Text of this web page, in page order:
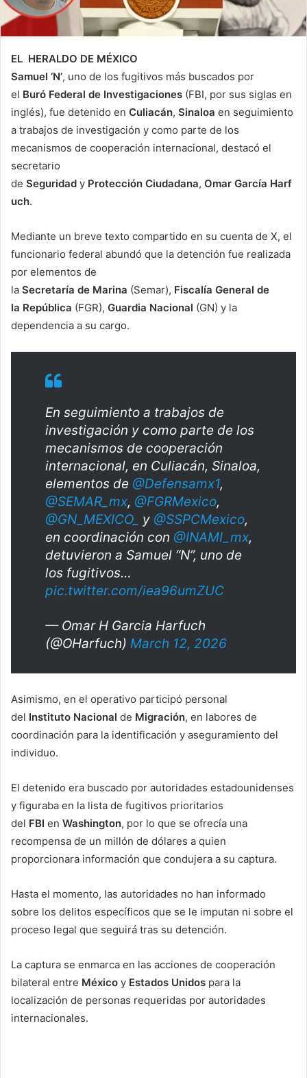
EL HERALDO DE MÉXICO
Samuel ‘N’, uno de los fugitivos más buscados por
el Buró Federal de Investigaciones (FBI, por sus siglas en
inglés), fue detenido en Culiacán, Sinaloa en seguimiento
a trabajos de investigación y como parte de los
mecanismos de cooperación internacional, destacó el
secretario
de Seguridad y Protección Ciudadana, Omar García Harf
uch.
Mediante un breve texto compartido en su cuenta de X, el
funcionario federal abundó que la detención fue realizada
por elementos de
la Secretaría de Marina (Semar), Fiscalía General de
la República (FGR), Guardia Nacional (GN) y la
dependencia a su cargo.
En seguimiento a trabajos de
investigación y como parte de los
mecanismos de cooperación
internacional, en Culiacán, Sinaloa,
elementos de @Defensamx1,
@SEMAR_mx, @FGRMexico,
@GN_MEXICO_
y @SSPCMexico,
en coordinación con @INAMI_mx,
detuvieron a Samuel “N”, uno de
los fugitivos…
pic.twitter.com/iea96umZUC
— Omar H Garcia Harfuch
(@OHarfuch) March 12, 2026
Asimismo, en el operativo participó personal
del Instituto Nacional de Migración, en labores de
coordinación para la identificación y aseguramiento del
individuo.
El detenido era buscado por autoridades estadounidenses
y figuraba en la lista de fugitivos prioritarios
del FBI en Washington, por lo que se ofrecía una
recompensa de un millón de dólares a quien
proporcionara información que condujera a su captura.
Hasta el momento, las autoridades no han informado
sobre los delitos específicos que se le imputan ni sobre el
proceso legal que seguirá tras su detención.
La captura se enmarca en las acciones de cooperación
bilateral entre México y Estados Unidos para la
localización de personas requeridas por autoridades
internacionales.